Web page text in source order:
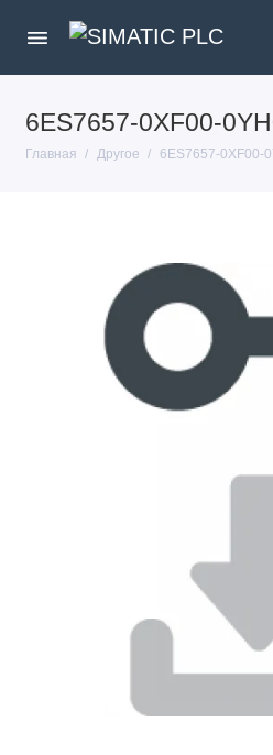
6ES7657-0XF00-
Главная Другое 6ES7657-0XF00-